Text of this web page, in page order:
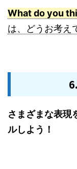
What do you
は、どうお考え
さまざまな表現
ルしよう！